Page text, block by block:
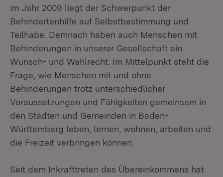
im Jahr 2009 liegt der Schwerpunkt der
Behindertenhilfe auf Selbstbestimmung und
Teilhabe. Demnach haben auch Menschen mit
Behinderungen in unserer Gesellschaft ein
Wunsch- und Wahlrecht. Im Mittelpunkt steht die
Frage, wie Menschen mit und ohne
Behinderungen trotz unterschiedlicher
Voraussetzungen und Fähigkeiten gemeinsam in
den Städten und Gemeinden in Baden-
Württemberg leben, lernen, wohnen, arbeiten und
die Freizeit verbringen können.
Seit dem Inkrafttreten des Übereinkommens hat